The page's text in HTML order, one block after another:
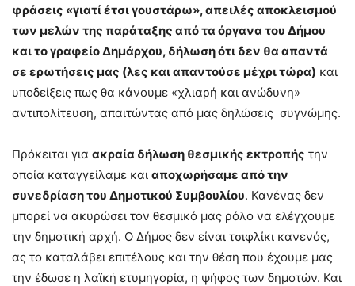
φράσεις «γιατί έτσι γουστάρω», απειλές αποκλεισμού
των μελών της παράταξης από τα όργανα του Δήμου
και το γραφείο Δημάρχου, δήλωση ότι δεν θα απαντά
σε ερωτήσεις μας (λες και απαντούσε μέχρι τώρα) και
υποδείξεις πως θα κάνουμε «χλιαρή και ανώδυνη»
αντιπολίτευση, απαιτώντας από μας δηλώσεις συγνώμης.
Πρόκειται για ακραία δήλωση θεσμικής εκτροπής την
οποία καταγγείλαμε και αποχωρήσαμε από την
συνεδρίαση του Δημοτικού Συμβουλίου. Κανένας δεν
μπορεί να ακυρώσει τον θεσμικό μας ρόλο να ελέγχουμε
την δημοτική αρχή. Ο Δήμος δεν είναι τσιφλίκι κανενός,
ας το καταλάβει επιτέλους και την θέση που έχουμε μας
την έδωσε η λαϊκή ετυμηγορία, η ψήφος των δημοτών. Και